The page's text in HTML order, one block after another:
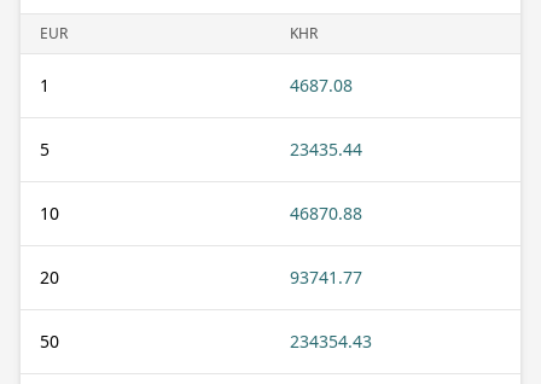
EUR KHR
1 4687.08
5 23435.44
10 46870.88
20 93741.77
50 234354.43